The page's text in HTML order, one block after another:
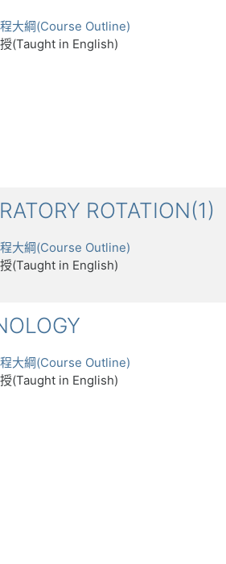
大綱(Course Outline)
(Taught in English)
ROTATION(1)
大綱(Course Outline)
(Taught in English)
大綱(Course Outline)
(Taught in English)